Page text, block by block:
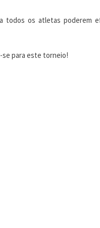
todos os atletas poderem
se para este torneio!